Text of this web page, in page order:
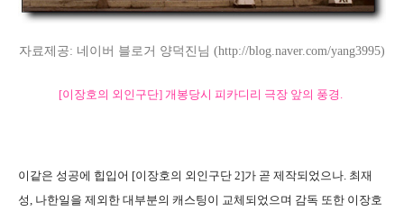
자료제공: 네이버 블로거 양덕진님 (http://blog.naver.com/yang3995)
[이장호의 외인구단] 개봉당시 피카디리 극장 앞의 풍경.
이같은 성공에 힙입어 [이장호의 외인구단 2]가 곧 제작되었으나. 최재
성, 나한일을 제외한 대부분의 캐스팅이 교체되었으며 감독 또한 이장호